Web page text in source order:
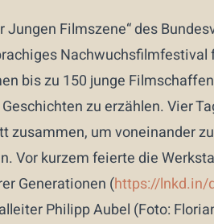
Filmszene“ des
Nachwuchsfilmfestival
bis zu 150 junge
zu erzählen. Vier
zusammen, um voneinander
Vor kurzem feierte die
Generationen (https://lnkd.in/
Philipp Aubel (Foto: